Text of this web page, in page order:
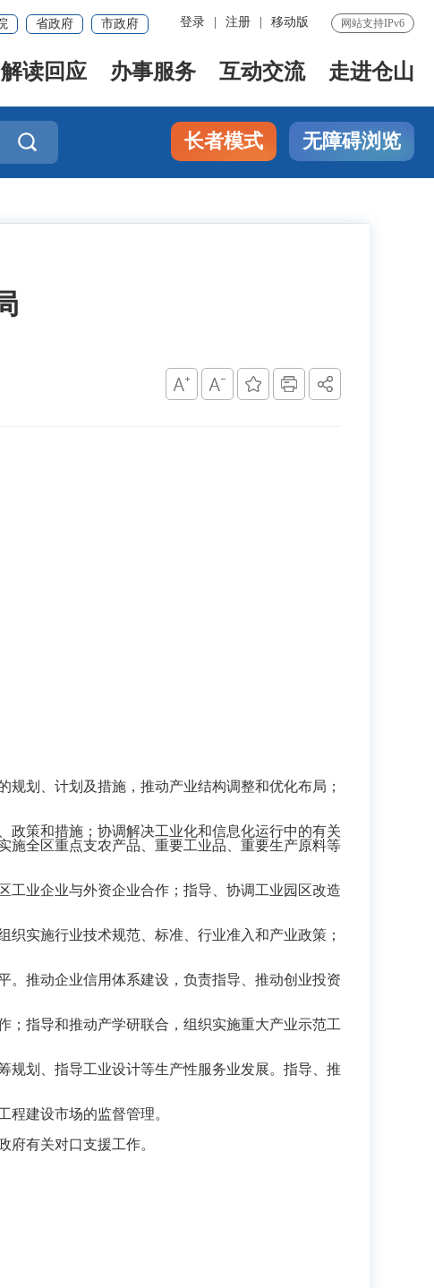
网站支持IPv6
登录 注册 移动版
省政府 市政府
解读回应 办事服务 互动交流 走进仓山
 长者模式 无障碍浏览
划、计划及措施，推动产业结构调整和优化布局；
策和措施；协调解决工业化和信息化运行中的有关
施全区重点支农产品、重要工业品、重要生产原料等
业企业与外资企业合作；指导、协调工业园区改造
实施行业技术规范、标准、行业准入和产业政策；
推动企业信用体系建设，负责指导、推动创业投资
指导和推动产学研联合，组织实施重大产业示范工
划、指导工业设计等生产性服务业发展。指导、推
建设市场的监督管理。
有关对口支援工作。